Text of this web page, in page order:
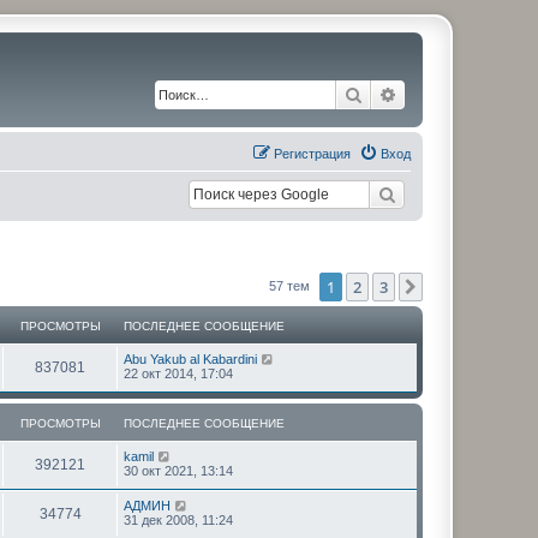
Поиск
Вход
Регистрация
57 тем 1 2 3
ПРОСМОТРЫ ПОСЛЕДНЕЕ СООБЩЕНИЕ
837081
р
о
м
П
о
л
д
н
е
е
с
о
о
Abu Yakub al Kabardini
22 окт 2014, 17:04
ПРОСМОТРЫ ПОСЛЕДНЕЕ СООБЩЕНИЕ
392121
р
П
о
л
е
д
kamil
30 окт 2021, 13:14
34774П
П
о
АДМИН
31 дек 2008, 11:24